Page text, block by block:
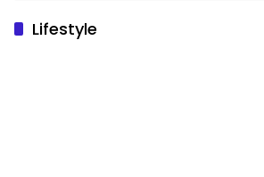
Lifestyle